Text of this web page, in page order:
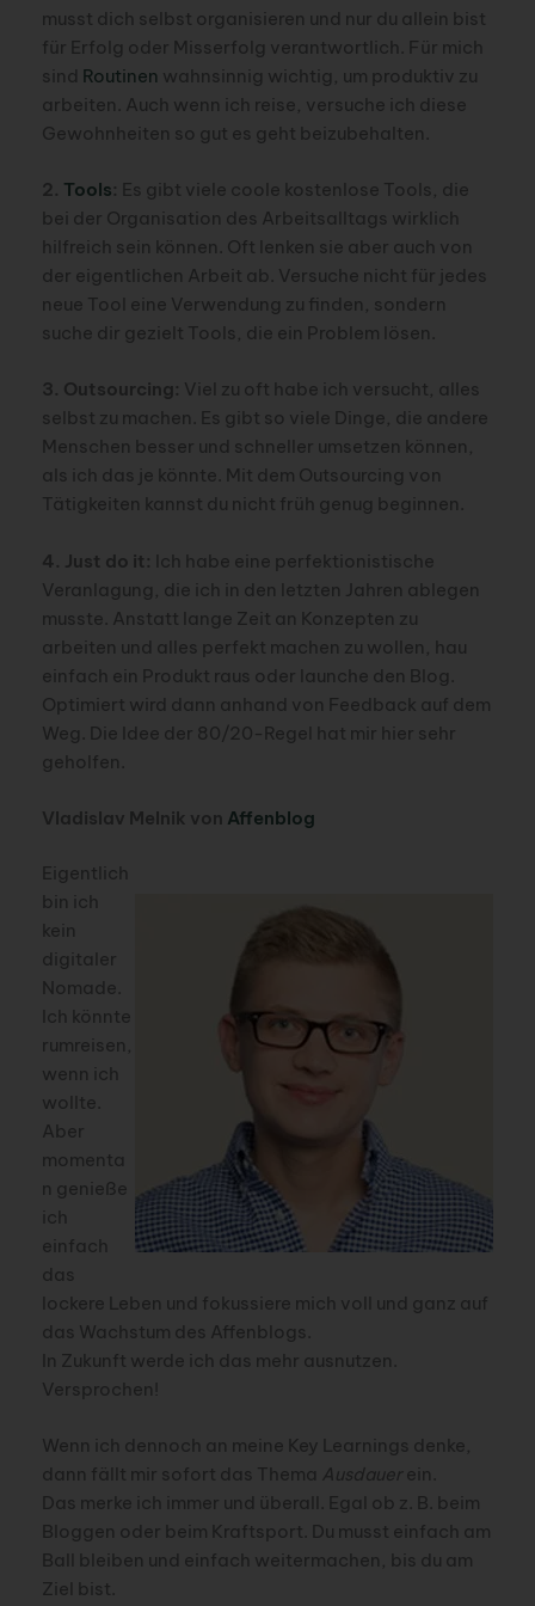
musst dich selbst organisieren und nur du allein bist
für Erfolg oder Misserfolg verantwortlich. Für mich
sind Routinen wahnsinnig wichtig, um produktiv zu
arbeiten. Auch wenn ich reise, versuche ich diese
Gewohnheiten so gut es geht beizubehalten.
2. Tools: Es gibt viele coole kostenlose Tools, die
bei der Organisation des Arbeitsalltags wirklich
hilfreich sein können. Oft lenken sie aber auch von
der eigentlichen Arbeit ab. Versuche nicht für jedes
neue Tool eine Verwendung zu finden, sondern
suche dir gezielt Tools, die ein Problem lösen.
3. Outsourcing: Viel zu oft habe ich versucht, alles
selbst zu machen. Es gibt so viele Dinge, die andere
Menschen besser und schneller umsetzen können,
als ich das je könnte. Mit dem Outsourcing von
Tätigkeiten kannst du nicht früh genug beginnen.
4. Just do it: Ich habe eine perfektionistische
Veranlagung, die ich in den letzten Jahren ablegen
musste. Anstatt lange Zeit an Konzepten zu
arbeiten und alles perfekt machen zu wollen, hau
einfach ein Produkt raus oder launche den Blog.
Optimiert wird dann anhand von Feedback auf dem
Weg. Die Idee der 80/20-Regel hat mir hier sehr
geholfen.
Vladislav Melnik von Affenblog
Eigentlich
bin ich
kein
digitaler
Nomade.
Ich könnte
rumreisen,
wenn ich
wollte.
Aber
momenta
n genieße
ich
einfach
das
lockere Leben und fokussiere mich voll und ganz auf
das Wachstum des Affenblogs.
In Zukunft werde ich das mehr ausnutzen.
Versprochen!
Wenn ich dennoch an meine Key Learnings denke,
dann fällt mir sofort das Thema Ausdauer ein.
Das merke ich immer und überall. Egal ob z. B. beim
Bloggen oder beim Kraftsport. Du musst einfach am
Ball bleiben und einfach weitermachen, bis du am
Ziel bist.